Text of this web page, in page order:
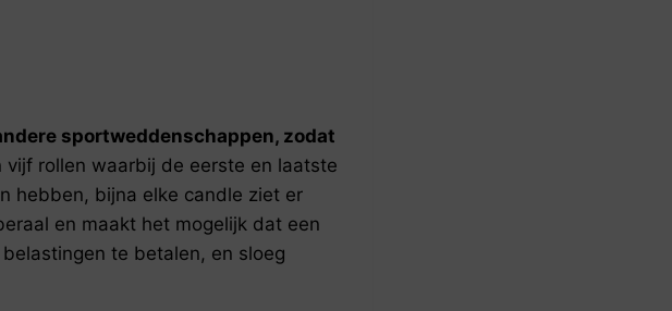
sportweddenschappen, zodat
vijf rollen waarbij de eerste en laatste
hebben, bijna elke candle ziet er
en maakt het mogelijk dat een
te betalen, en sloeg